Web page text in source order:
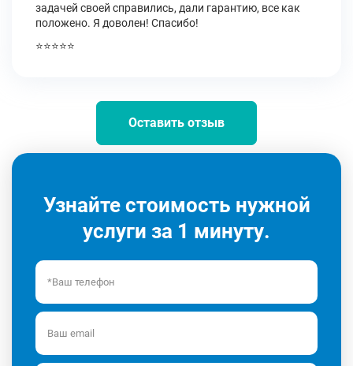
задачей своей справились, дали гарантию, все как
положено. Я доволен! Спасибо!
⭐⭐⭐⭐⭐
Оставить отзыв
Узнайте стоимость нужной
услуги за 1 минуту.